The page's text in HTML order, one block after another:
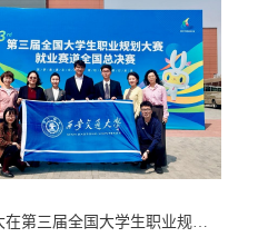
西安交大在第三届全国大学生职业规划大赛全国总决赛斩获佳绩